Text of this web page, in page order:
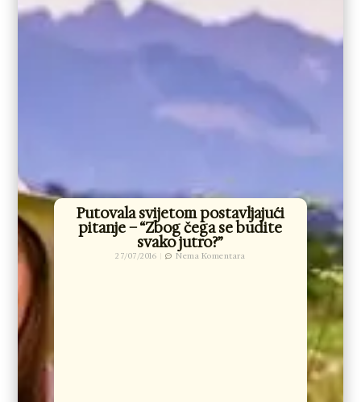
Putovala svijetom postavljajući
pitanje – “Zbog čega se budite
svako jutro?”
27/07/2016 Nema Komentara